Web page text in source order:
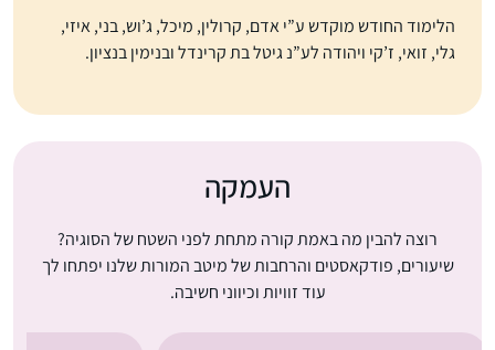
הלימוד החודש מוקדש ע”י אדם, קרולין, מיכל, ג’וש, בני, איזי,
גלי, זואי, ז’קי ויהודה לע”נ גיטל בת קרינדל ובנימין בנציון.
העמקה
רוצה להבין מה באמת קורה מתחת לפני השטח של הסוגיה?
שיעורים, פודקאסטים והרחבות של מיטב המורות שלנו יפתחו לך
עוד זוויות וכיווני חשיבה.